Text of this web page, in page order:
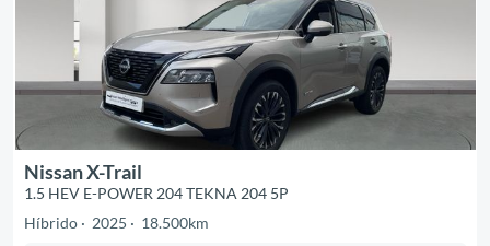
Nissan X-Trail
1.5 HEV E-POWER 204 TEKNA 204 5P
Híbrido
2025 18.500km